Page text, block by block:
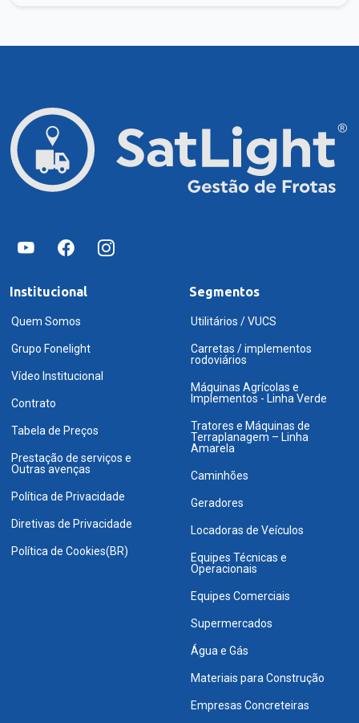
Institucional
Quem Somos
Grupo Fonelight
Vídeo Institucional
Contrato
Tabela de Preços
Prestação de serviços e
Outras avenças
Política de Privacidade
Diretivas de Privacidade
Política de Cookies(BR)
Segmentos
Utilitários / VUCS
Carretas / implementos
rodoviários
Máquinas Agrícolas e
Implementos - Linha Verde
Tratores e Máquinas de
Terraplanagem – Linha
Amarela
Caminhões
Geradores
Locadoras de Veículos
Equipes Técnicas e
Operacionais
Equipes Comerciais
Supermercados
Água e Gás
Materiais para Construção
Empresas Concreteiras